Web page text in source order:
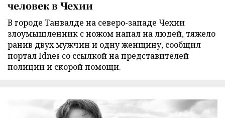
человек в Чехии
В городе Танвалде на северо-западе Чехии
злоумышленник с ножом напал на людей, тяжело
ранив двух мужчин и одну женщину, сообщил
портал Idnes со ссылкой на представителей
полиции и скорой помощи.